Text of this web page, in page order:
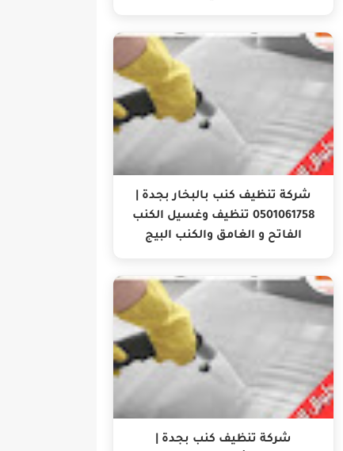
شركة تنظيف كنب بالبخار بجدة |
0501061758 تنظيف وغسيل الكنب
الفاتح و الغامق والكنب البيج
شركة تنظيف كنب بجدة |